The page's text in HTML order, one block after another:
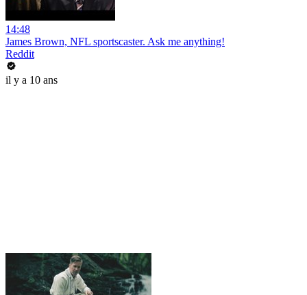
14:48
James Brown, NFL sportscaster. Ask me anything!
Reddit
il y a 10 ans